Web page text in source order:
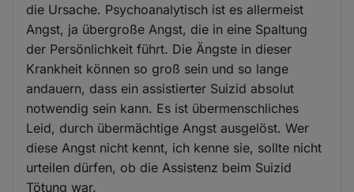
die Ursache. Psychoanalytisch ist es allermeist
Angst, ja übergroße Angst, die in eine Spaltung
der Persönlichkeit führt. Die Ängste in dieser
Krankheit können so groß sein und so lange
andauern, dass ein assistierter Suizid absolut
notwendig sein kann. Es ist übermenschliches
Leid, durch übermächtige Angst ausgelöst. Wer
diese Angst nicht kennt, ich kenne sie, sollte nicht
urteilen dürfen, ob die Assistenz beim Suizid
Tötung war.